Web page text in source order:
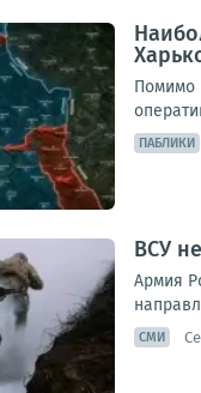
Помимо
ПАБЛИКИ
ВСУ
Армия
СМИ